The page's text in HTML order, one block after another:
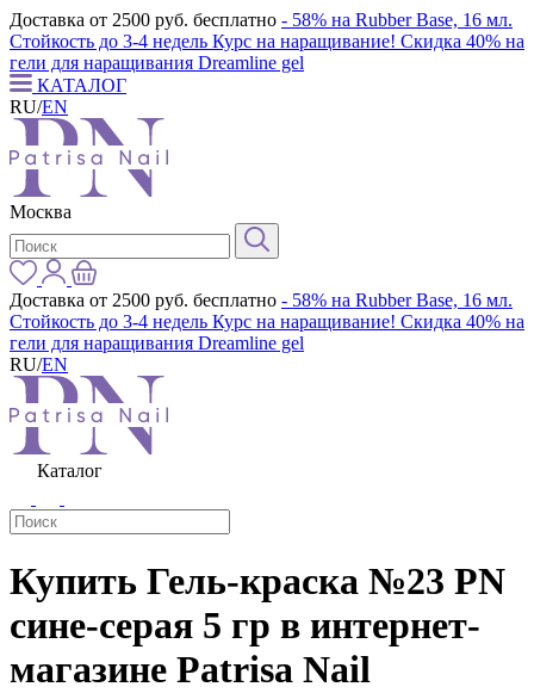
Доставка от 2500 руб. бесплатно - 58% на Rubber Base, 16 мл.
Стойкость до 3-4 недель Курс на наращивание! Скидка 40% на
гели для наращивания Dreamline gel
КАТАЛОГ
RU/EN
Москва
Доставка от 2500 руб. бесплатно - 58% на Rubber Base, 16 мл.
Стойкость до 3-4 недель Курс на наращивание! Скидка 40% на
гели для наращивания Dreamline gel
RU/EN
Каталог
Купить Гель-краска №23 PN
сине-серая 5 гр в интернет-
магазине Patrisa Nail